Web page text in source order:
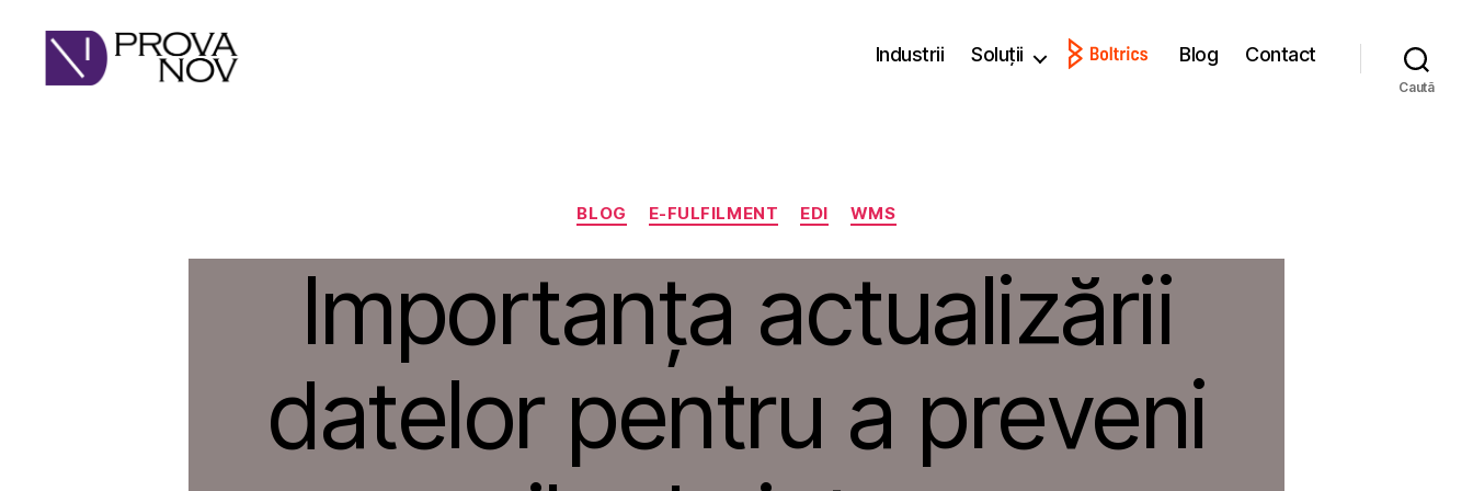
Industrii Soluții Blog Contact
Caută
Categorii
BLOG E-FULFILMENT EDI WMS
Importanța actualizării
datelor pentru a preveni